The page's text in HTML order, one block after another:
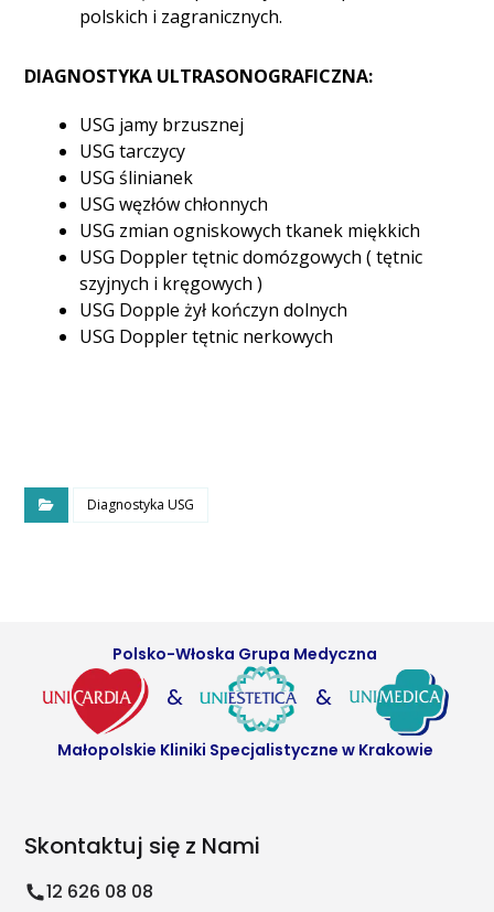
polskich i zagranicznych.
DIAGNOSTYKA ULTRASONOGRAFICZNA:
USG jamy brzusznej
USG tarczycy
USG ślinianek
USG węzłów chłonnych
USG zmian ogniskowych tkanek miękkich
USG Doppler tętnic domózgowych ( tętnic
szyjnych i kręgowych )
USG Dopple żył kończyn dolnych
USG Doppler tętnic nerkowych
Diagnostyka USG
Polsko-Włoska Grupa Medyczna
& &
Małopolskie Kliniki Specjalistyczne w Krakowie
Skontaktuj się z Nami
12 626 08 08